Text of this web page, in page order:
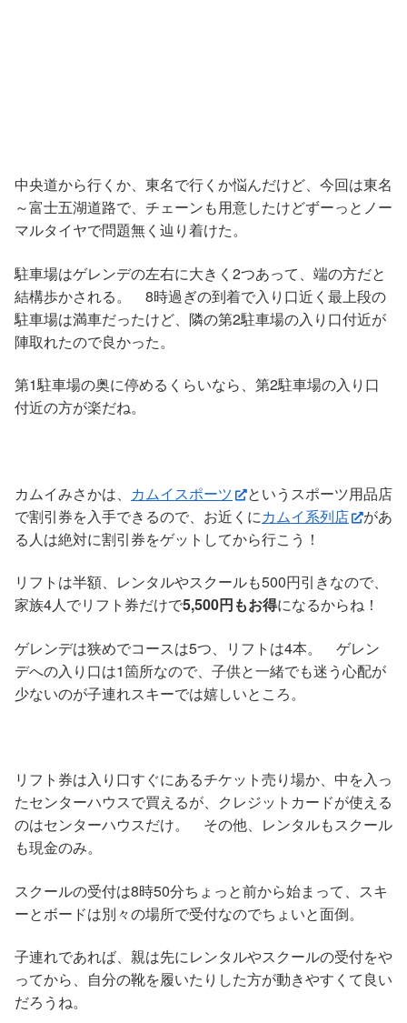
中央道から行くか、東名で行くか悩んだけど、今回は東名
～富士五湖道路で、チェーンも用意したけどずーっとノー
マルタイヤで問題無く辿り着けた。
駐車場はゲレンデの左右に大きく2つあって、端の方だと
結構歩かされる。 8時過ぎの到着で入り口近く最上段の
駐車場は満車だったけど、隣の第2駐車場の入り口付近が
陣取れたので良かった。
第1駐車場の奥に停めるくらいなら、第2駐車場の入り口
付近の方が楽だね。
カムイみさかは、 カムイスポーツ
というスポーツ用品店
で割引券を入手できるので、お近くにカムイ系列店
があ
る人は絶対に割引券をゲットしてから行こう！
リフトは半額、レンタルやスクールも500円引きなので、
家族4人でリフト券だけで5,500円もお得になるからね！
ゲレンデは狭めでコースは5つ、リフトは4本。 ゲレン
デへの入り口は1箇所なので、子供と一緒でも迷う心配が
少ないのが子連れスキーでは嬉しいところ。
リフト券は入り口すぐにあるチケット売り場か、中を入っ
たセンターハウスで買えるが、クレジットカードが使える
のはセンターハウスだけ。 その他、レンタルもスクール
も現金のみ。
スクールの受付は8時50分ちょっと前から始まって、スキ
ーとボードは別々の場所で受付なのでちょいと面倒。
子連れであれば、親は先にレンタルやスクールの受付をや
ってから、自分の靴を履いたりした方が動きやすくて良い
だろうね。